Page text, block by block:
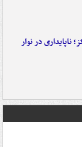
در نوار